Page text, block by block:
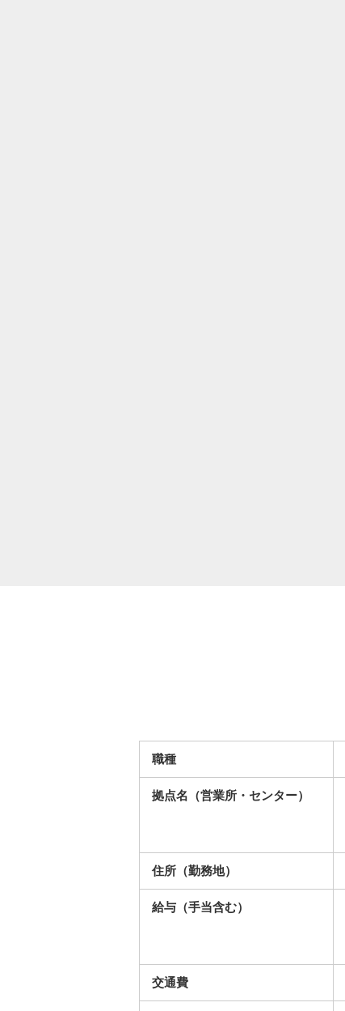
職種
拠点名（営業所・センター）
住所（勤務地）
給与（手当含む）
交通費